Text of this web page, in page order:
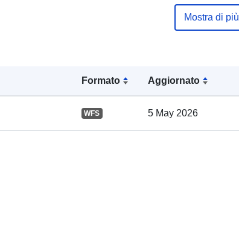
Formato Aggiornato
WFS 5 May 2026
Registro del
Mostra di più